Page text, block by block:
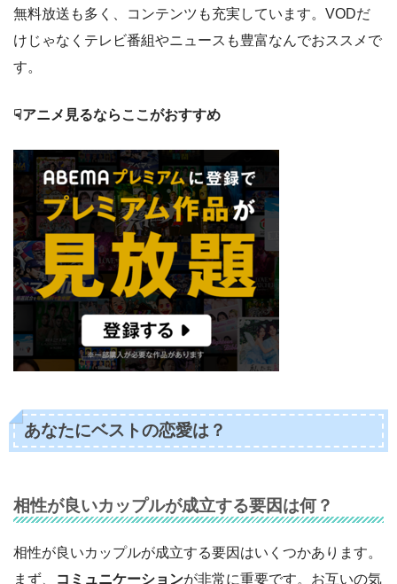
無料放送も多く、コンテンツも充実しています。VODだ
けじゃなくテレビ番組やニュースも豊富なんでおススメで
す。
☟アニメ見るならここがおすすめ
あなたにベストの恋愛は？
相性が良いカップルが成立する要因は何？
相性が良いカップルが成立する要因はいくつかあります。
まず、
コミュニケーションが非常に重要です。お互いの気